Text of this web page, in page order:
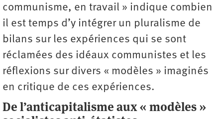
communisme, en travail » indique combien
il est temps d’y intégrer un pluralisme de
bilans sur les expériences qui se sont
réclamées des idéaux communistes et les
réflexions sur divers « modèles » imaginés
en critique de ces expériences.
De l’anticapitalisme aux « modèles »